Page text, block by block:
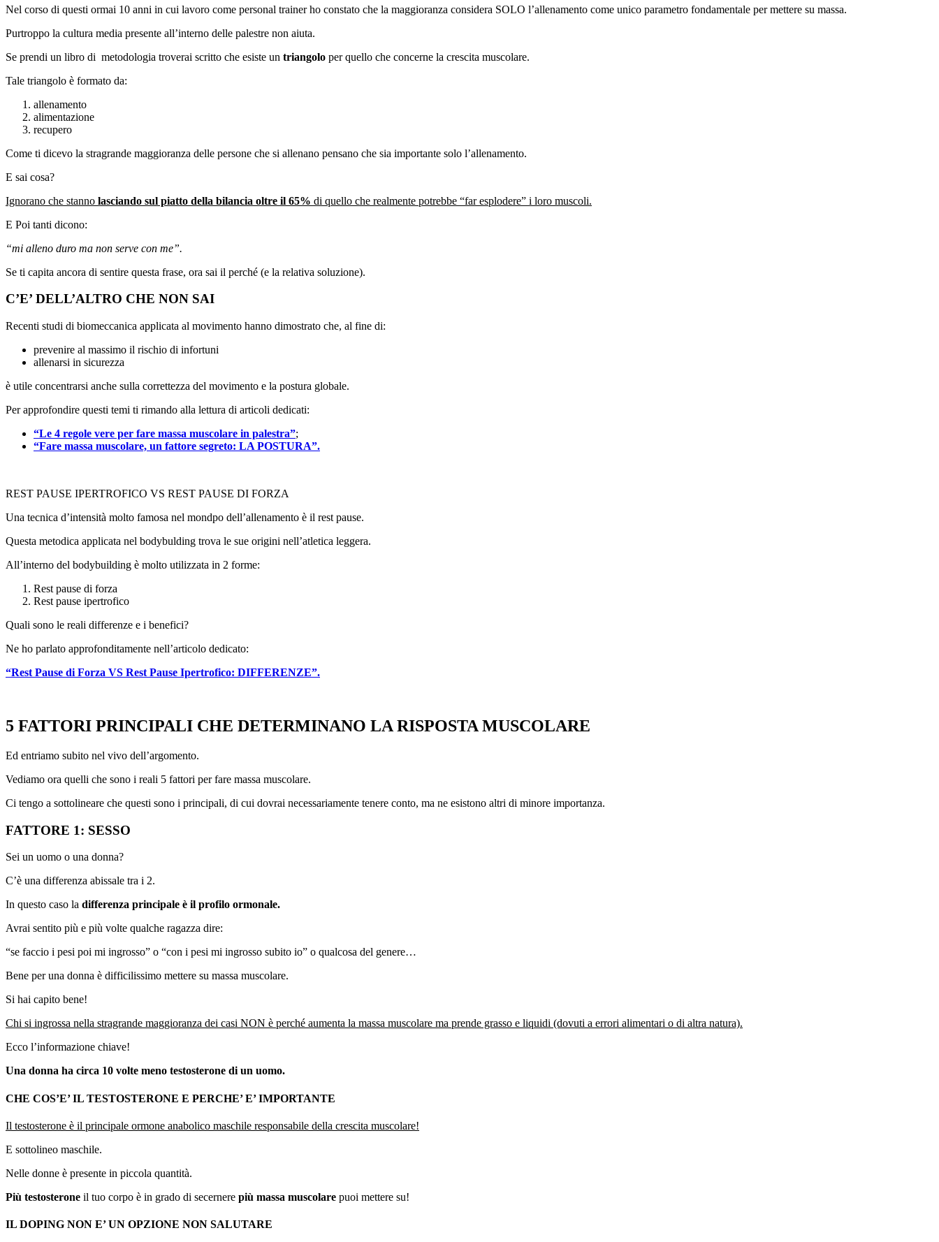
Nel corso di questi ormai 10 anni in cui lavoro come personal trainer ho constato che la maggioranza considera SOLO l’allenamento come unico parametro fondamentale per mettere su massa.
Purtroppo la cultura media presente all’interno delle palestre non aiuta.
Se prendi un libro di metodologia troverai scritto che esiste un triangolo per quello che concerne la crescita muscolare.
Tale triangolo è formato da:
allenamento
alimentazione
recupero
Come ti dicevo la stragrande maggioranza delle persone che si allenano pensano che sia importante solo l’allenamento.
E sai cosa?
Ignorano che stanno lasciando sul piatto della bilancia oltre il 65% di quello che realmente potrebbe “far esplodere” i loro muscoli.
E Poi tanti dicono:
“mi alleno duro ma non serve con me”.
Se ti capita ancora di sentire questa frase, ora sai il perché (e la relativa soluzione).
C’E’ DELL’ALTRO CHE NON SAI
Recenti studi di biomeccanica applicata al movimento hanno dimostrato che, al fine di:
prevenire al massimo il rischio di infortuni
allenarsi in sicurezza
è utile concentrarsi anche sulla correttezza del movimento e la postura globale.
Per approfondire questi temi ti rimando alla lettura di articoli dedicati:
“Le 4 regole vere per fare massa muscolare in palestra”;
“Fare massa muscolare, un fattore segreto: LA POSTURA”.
REST PAUSE IPERTROFICO VS REST PAUSE DI FORZA
Una tecnica d’intensità molto famosa nel mondpo dell’allenamento è il rest pause.
Questa metodica applicata nel bodybulding trova le sue origini nell’atletica leggera.
All’interno del bodybuilding è molto utilizzata in 2 forme:
Rest pause di forza
Rest pause ipertrofico
Quali sono le reali differenze e i benefici?
Ne ho parlato approfonditamente nell’articolo dedicato:
“Rest Pause di Forza VS Rest Pause Ipertrofico: DIFFERENZE”.
5 FATTORI PRINCIPALI CHE DETERMINANO LA RISPOSTA MUSCOLARE
Ed entriamo subito nel vivo dell’argomento.
Vediamo ora quelli che sono i reali 5 fattori per fare massa muscolare.
Ci tengo a sottolineare che questi sono i principali, di cui dovrai necessariamente tenere conto, ma ne esistono altri di minore importanza.
FATTORE 1: SESSO
Sei un uomo o una donna?
C’è una differenza abissale tra i 2.
In questo caso la differenza principale è il profilo ormonale.
Avrai sentito più e più volte qualche ragazza dire:
“se faccio i pesi poi mi ingrosso” o “con i pesi mi ingrosso subito io” o qualcosa del genere…
Bene per una donna è difficilissimo mettere su massa muscolare.
Si hai capito bene!
Chi si ingrossa nella stragrande maggioranza dei casi NON è perché aumenta la massa muscolare ma prende grasso e liquidi (dovuti a errori alimentari o di altra natura).
Ecco l’informazione chiave!
Una donna ha circa 10 volte meno testosterone di un uomo.
CHE COS’E’ IL TESTOSTERONE E PERCHE’ E’ IMPORTANTE
Il testosterone è il principale ormone anabolico maschile responsabile della crescita muscolare!
E sottolineo maschile.
Nelle donne è presente in piccola quantità.
Più testosterone il tuo corpo è in grado di secernere più massa muscolare puoi mettere su!
IL DOPING NON E’ UN OPZIONE NON SALUTARE